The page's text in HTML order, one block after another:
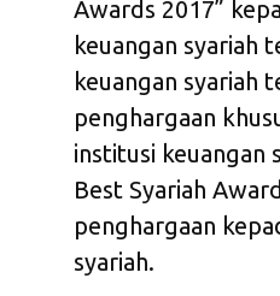
Awards 2017”
keuangan syariah
keuangan syariah
penghargaan
institusi keuangan
Best Syariah
penghargaan
syariah.